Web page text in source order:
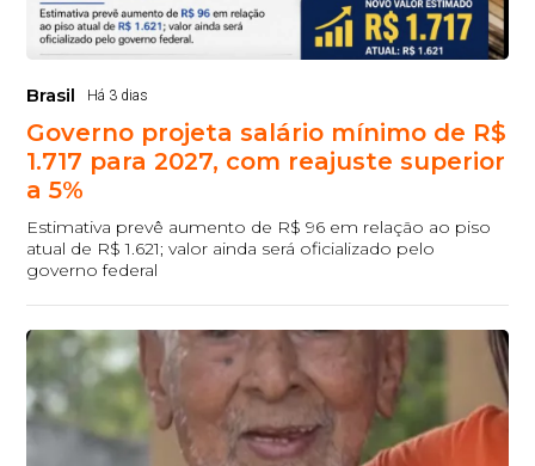
Brasil Há 3 dias
Governo projeta salário mínimo de R$
1.717 para 2027, com reajuste superior
a 5%
Estimativa prevê aumento de R$ 96 em relação ao piso
atual de R$ 1.621; valor ainda será oficializado pelo
governo federal